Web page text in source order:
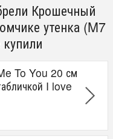
Крошечный
утенка (M7
To You 20 см
I love